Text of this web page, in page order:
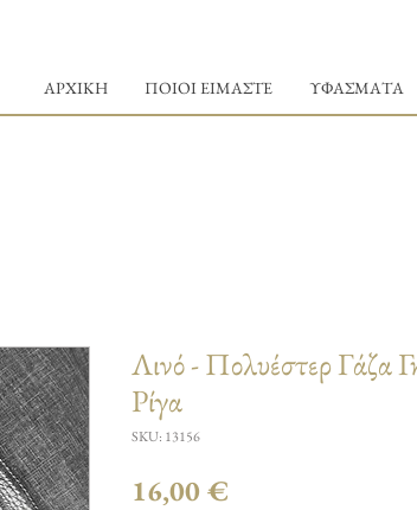
ΑΡΧΙΚΗ ΠΟΙΟΙ ΕΙΜΑΣΤΕ ΥΦΑΣΜΑΤΑ
Λινό - Πολυέστερ Γάζα
Ρίγα
SKU: 13156
16,00 €